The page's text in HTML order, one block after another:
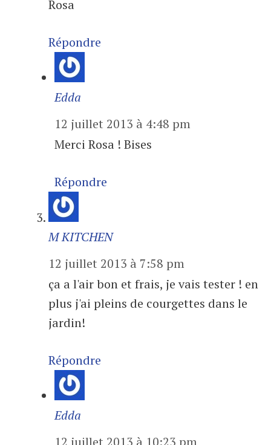
Rosa
Répondre
Edda
12 juillet 2013 à 4:48 pm
Merci Rosa ! Bises
Répondre
M KITCHEN
12 juillet 2013 à 7:58 pm
ça a l'air bon et frais, je vais tester ! en
plus j'ai pleins de courgettes dans le
jardin!
Répondre
Edda
12 juillet 2013 à 10:23 pm